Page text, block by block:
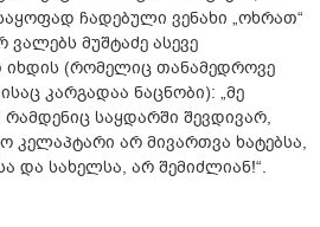
ჩადებული ვენახი „ოხრათ“
მუშტაძე ასევე
(რომელიც თანამედროვე
კარგადაა ნაცნობი): „მე
საყდარში შევდივარ,
კელაპტარი არ მივართვა ხატებსა,
და სახელსა, არ შემიძლიან!“.